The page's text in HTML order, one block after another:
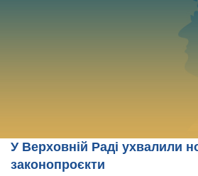
У Верховній Раді ухвалили
законопроєкти